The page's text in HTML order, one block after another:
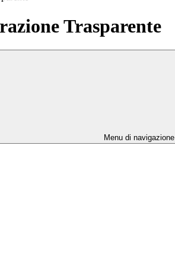
Trasparente
Menu di navigazione